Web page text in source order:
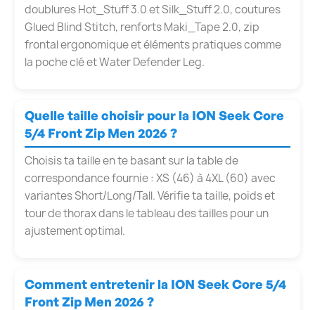
doublures Hot_Stuff 3.0 et Silk_Stuff 2.0, coutures
Glued Blind Stitch, renforts Maki_Tape 2.0, zip
frontal ergonomique et éléments pratiques comme
la poche clé et Water Defender Leg.
Quelle taille choisir pour la ION Seek Core
5/4 Front Zip Men 2026 ?
Choisis ta taille en te basant sur la table de
correspondance fournie : XS (46) à 4XL (60) avec
variantes Short/Long/Tall. Vérifie ta taille, poids et
tour de thorax dans le tableau des tailles pour un
ajustement optimal.
Comment entretenir la ION Seek Core 5/4
Front Zip Men 2026 ?